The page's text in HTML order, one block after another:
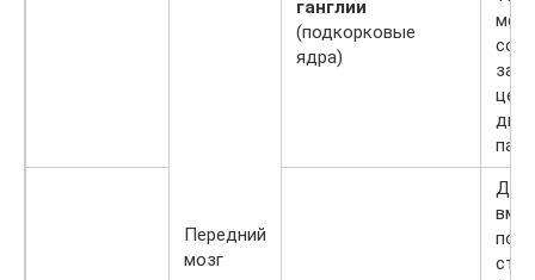
Передний
мозг
ганглии
(подкорковые
ядра)